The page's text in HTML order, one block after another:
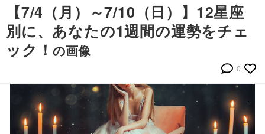
【7/4（月）～7/10（日）】12星座
別に、あなたの1週間の運勢をチェ
ック！の画像
0